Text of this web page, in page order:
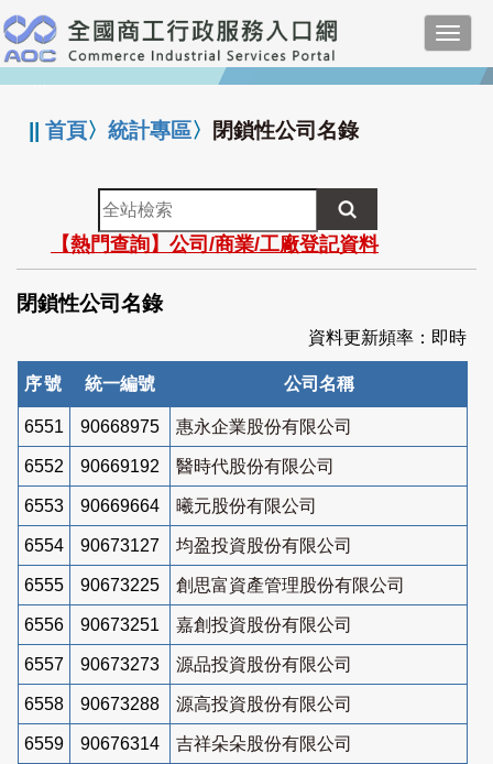
跳
到
主
要
:::
||首頁〉統計專區〉 閉鎖性公司名錄
全
站
檢
索
【熱門查詢】公司/商業/工廠登記資料
閉鎖性公司名錄
資料更新頻率：即時
序號 統一編號 公司名稱
6551 90668975 惠永企業股份有限公司
6552 90669192 醫時代股份有限公司
6553 90669664 曦元股份有限公司
6554 90673127 均盈投資股份有限公司
6555 90673225 創思富資產管理股份有限公司
6556 90673251 嘉創投資股份有限公司
6557 90673273 源品投資股份有限公司
6558 90673288 源高投資股份有限公司
6559 90676314 吉祥朵朵股份有限公司